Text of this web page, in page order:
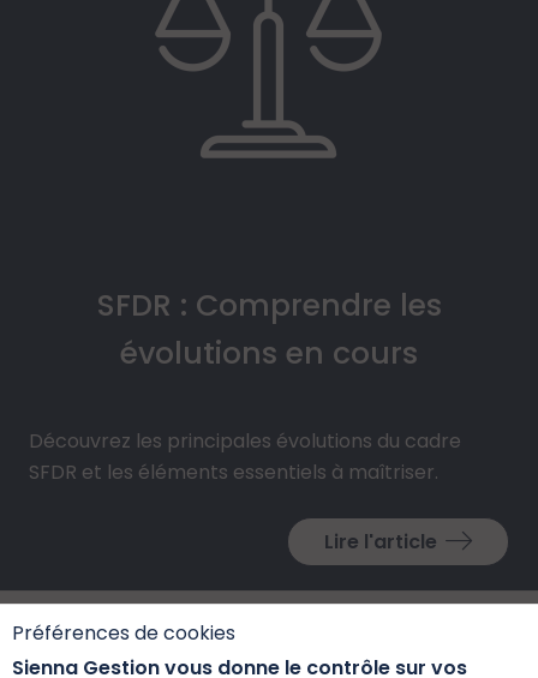
Préférences de cookies
Sienna Gestion vous donne le contrôle sur vos
SFDR : Comprendre les
évolutions en cours
Découvrez les principales évolutions du cadre
SFDR et les éléments essentiels à maîtriser.
Lire l'article